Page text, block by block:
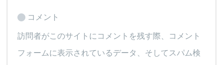
コメント
訪問者がこのサイトにコメントを残す際、コメント
フォームに表示されているデータ、そしてスパム検